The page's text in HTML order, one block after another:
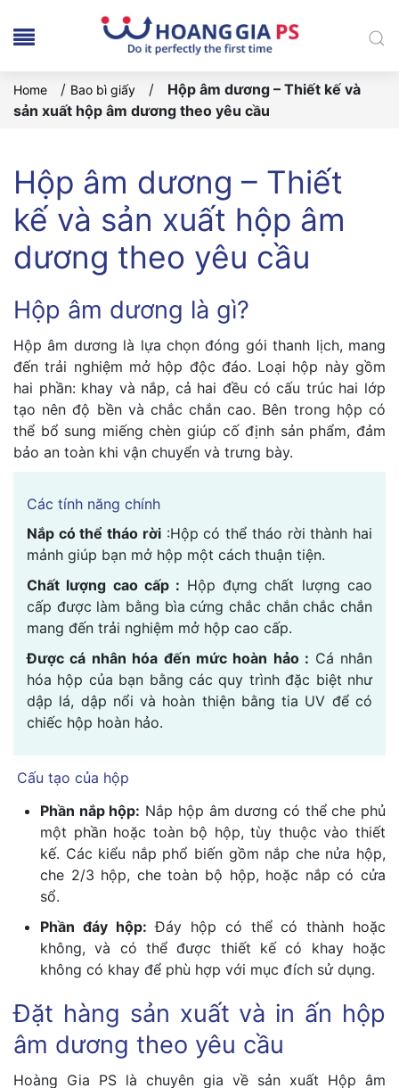
Home / Bao bì giấy /
Hộp âm dương – Thiết kế và
sản xuất hộp âm dương theo yêu cầu
Hộp âm dương – Thiết
kế và sản xuất hộp âm
dương theo yêu cầu
Hộp âm dương là gì?
Hộp âm dương là lựa chọn đóng gói thanh lịch, mang
đến trải nghiệm mở hộp độc đáo. Loại hộp này gồm
hai phần: khay và nắp, cả hai đều có cấu trúc hai lớp
tạo nên độ bền và chắc chắn cao. Bên trong hộp có
thể bổ sung miếng chèn giúp cố định sản phẩm, đảm
bảo an toàn khi vận chuyển và trưng bày.
Các tính năng chính
Nắp có thể tháo rời:Hộp có thể tháo rời thành hai
mảnh giúp bạn mở hộp một cách thuận tiện.
Chất lượng cao cấp : Hộp đựng chất lượng cao
cấp được làm bằng bìa cứng chắc chắn chắc chắn
mang đến trải nghiệm mở hộp cao cấp.
Được cá nhân hóa đến mức hoàn hảo : Cá nhân
hóa hộp của bạn bằng các quy trình đặc biệt như
dập lá, dập nổi và hoàn thiện bằng tia UV để có
chiếc hộp hoàn hảo.
Cấu tạo của hộp
Phần nắp hộp: Nắp hộp âm dương có thể che phủ
một phần hoặc toàn bộ hộp, tùy thuộc vào thiết
kế. Các kiểu nắp phổ biến gồm nắp che nửa hộp,
che 2/3 hộp, che toàn bộ hộp, hoặc nắp có cửa
sổ.
Phần đáy hộp: Đáy hộp có thể có thành hoặc
không, và có thể được thiết kế có khay hoặc
không có khay để phù hợp với mục đích sử dụng.
Đặt hàng sản xuất và in ấn hộp
âm dương theo yêu cầu
Hoàng Gia PS là chuyên gia về sản xuất Hộp âm